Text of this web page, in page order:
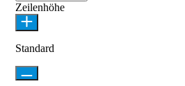
Zeilenhöhe
Standard